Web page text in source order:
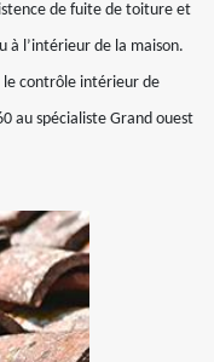
de fuite de toiture et
à l’intérieur de la maison.
le contrôle intérieur de
au spécialiste Grand ouest